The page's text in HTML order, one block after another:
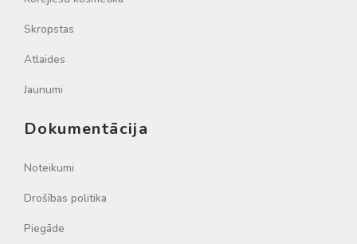
Skropstas
Atlaides
Jaunumi
Dokumentācija
Noteikumi
Drošības politika
Piegāde